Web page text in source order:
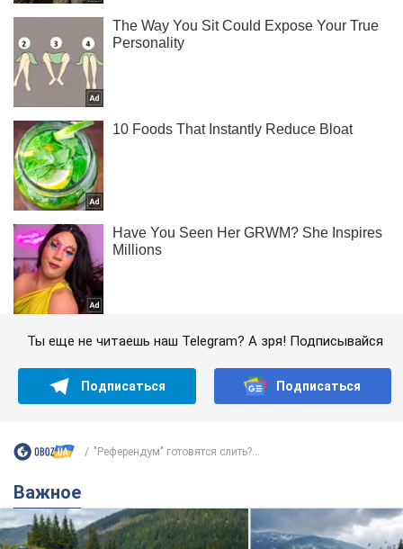
Ты еще не читаешь наш Telegram? А зря! Подписывайся
Подписаться Подписаться
"Референдум" готовятся слить?...
Важное